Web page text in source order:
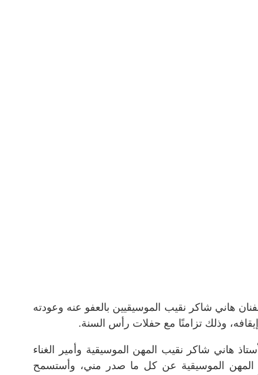
هاني شاكر نقيب الموسيقيين بالعفو عنه وعودته
وذلك تزامنًا مع حفلات رأس السنة.
هاني شاكر نقيب المهن الموسيقية وأمير الغناء
المهن الموسيقية عن كل ما صدر مني، وأستسمح